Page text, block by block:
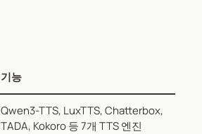
기능
Qwen3-TTS, LuxTTS, Chatterbox,
TADA, Kokoro 등 7개 TTS 엔진